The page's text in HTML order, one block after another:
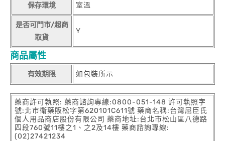
保存環境 室溫
是否可門市/超商
取貨
Y
商品屬性
有效期限 如包裝所示
藥商許可執照: 藥商諮詢專線:0800-051-148 許可執照字
號:北市衛藥販松字第620101C611號 藥商名稱:台灣屈臣氏
個人用品商店股份有限公司 藥商地址:台北市松山區八德路
四段760號11樓之1、之2及14樓 藥商諮詢專線:
(02)27421234